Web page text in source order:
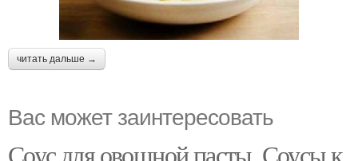
читать дальше →
Вас может заинтересовать